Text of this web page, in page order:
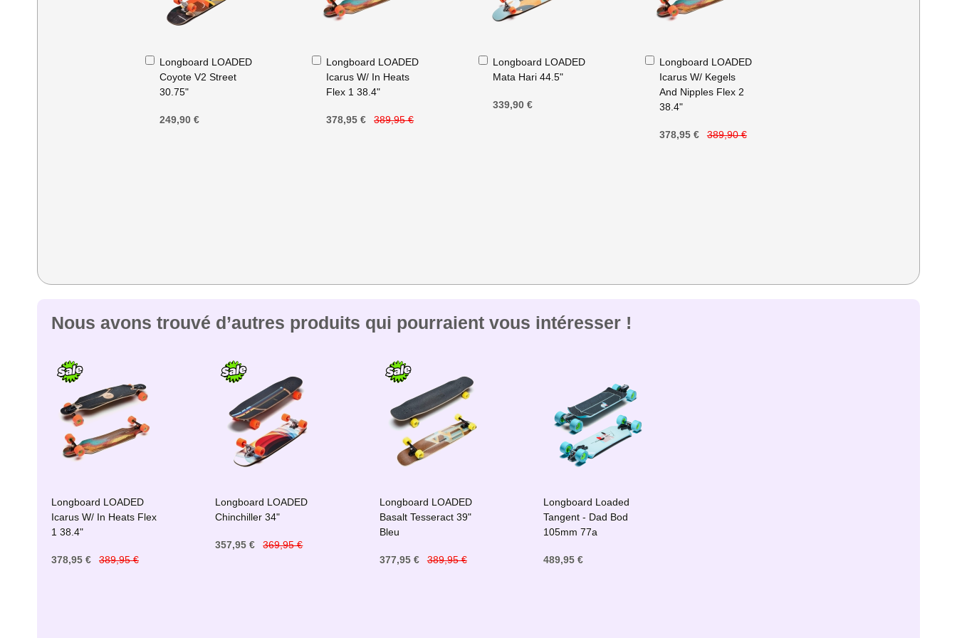
Longboard LOADED
Coyote V2 Street
30.75"
249,90 €
Ajouter
au
panier
Longboard LOADED
Icarus W/ In Heats
Flex 1 38.4"
378,95 € 389,95 €
Ajouter
au
panier
Longboard LOADED
Mata Hari 44.5"
339,90 €
Ajouter
au
panier
Longboard LOADED
Icarus W/ Kegels
And Nipples Flex 2
38.4"
378,95 € 389,90 €
Ajouter
au
panier
Nous avons trouvé d’autres produits qui pourraient vous intéresser !
Longboard LOADED
Icarus W/ In Heats Flex
1 38.4"
378,95 € 389,95 €
Longboard LOADED
Chinchiller 34"
357,95 € 369,95 €
Longboard LOADED
Basalt Tesseract 39"
Bleu
377,95 € 389,95 €
Longboard Loaded
Tangent - Dad Bod
105mm 77a
489,95 €